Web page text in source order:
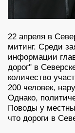
22 апреля в
митинг. Среди
информации
дорог" в
количество
200 человек,
Однако,
Поводы у
что дороги в